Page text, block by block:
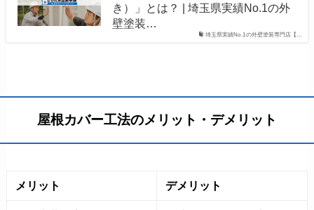
埼玉県実績No.1の外壁塗装専門店【…
き）」とは？ | 埼玉県実績No.1の外
壁塗装…
屋根カバー工法のメリット・デメリット
メリット デメリット